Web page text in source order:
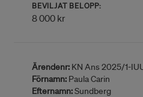
BEVILJAT BELOPP:
8 000 kr
Ärendenr: KN Ans 2025/1-
Förnamn: Paula Carin
Efternamn:Sundberg